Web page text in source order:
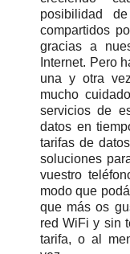
posibilidad
compartidos
gracias a
Internet. Pero
una y otra
mucho
servicios de
datos en
tarifas de
soluciones
vuestro
modo que
que más os
red WiFi y sin
tarifa, o al